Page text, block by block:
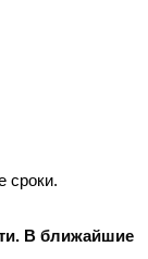
сроки.
В ближайшие